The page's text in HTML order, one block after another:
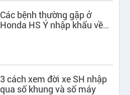
Các bệnh thường gặp ở
Honda HS Ý nhập khẩu về
3 cách xem đời xe SH nhập
qua số khung và số máy